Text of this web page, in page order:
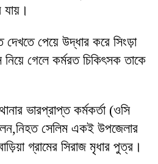
দেখতে পেয়ে উদ্ধার করে সিংড়া
নিয়ে গেলে কর্মরত চিকিৎসক তাকে
ভারপ্রাপ্ত কর্মকর্তা (ওসি
সেলিম একই উপজেলার
গ্রামের সিরাজ মৃধার পুত্র।